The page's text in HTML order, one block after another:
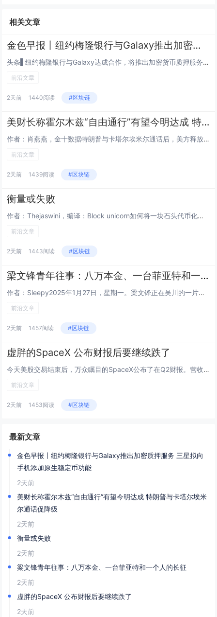
相关文章
金色早报丨纽约梅隆银行与Galaxy推出加密质押服务 三星拟向手机添加原生稳定币功能
头条▌纽约梅隆银行与Galaxy达成合作，将推出加密货币质押服务8月4日，Galaxy Digital 宣布与纽约梅隆银...
前沿文章
2天前 1440阅读 #区块链
美财长称霍尔木兹“自由通行”有望今明达成 特朗普与卡塔尔埃米尔通话促降级
作者：肖燕燕，金十数据特朗普与卡塔尔埃米尔通话后，美方释放积极信号。贝森特称，美伊可能很快达成协议，开放霍尔木兹海峡并恢...
前沿文章
2天前 1439阅读 #区块链
衡量或失败
作者：Thejaswini，编译：Block unicorn如何将一块石头代币化？找一块石头，铸造一种代表它的代币，而这...
前沿文章
2天前 1443阅读 #区块链
梁文锋青年往事：八万本金、一台菲亚特和一个人的长征
作者：Sleepy2025年1月27日，星期一。梁文锋正在吴川的一片球场上，和几个初中同学踢球。七天前，DeepSeek...
前沿文章
2天前 1457阅读 #区块链
虚胖的SpaceX 公布财报后要继续跌了
今天美股交易结束后，万众瞩目的SpaceX公布了在Q2财报。营收78.14亿美元，同比增长92%，市场预期69.3亿，超...
前沿文章
2天前 1453阅读 #区块链
最新文章
金色早报丨纽约梅隆银行与Galaxy推出加密质押服务 三星拟向
手机添加原生稳定币功能
2天前
美财长称霍尔木兹“自由通行”有望今明达成 特朗普与卡塔尔埃米
尔通话促降级
2天前
衡量或失败
2天前
梁文锋青年往事：八万本金、一台菲亚特和一个人的长征
2天前
虚胖的SpaceX 公布财报后要继续跌了
2天前